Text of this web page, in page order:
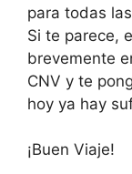
para todas
Si te parece,
brevemente
CNV y te
hoy ya hay
¡Buen Viaje!